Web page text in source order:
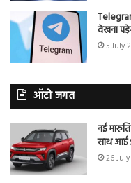
देखना
5 July
ऑटो जगत
नई
साथ आई
26